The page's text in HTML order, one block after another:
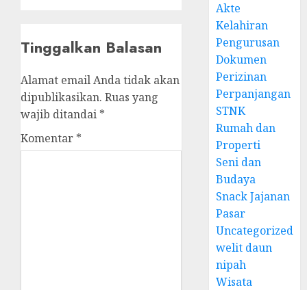
Tinggalkan Balasan
Alamat email Anda tidak akan
dipublikasikan. Ruas yang
wajib ditandai *
Komentar *
Akte
Kelahiran
Pengurusan
Dokumen
Perizinan
Perpanjangan
STNK
Rumah dan
Properti
Seni dan
Budaya
Snack Jajanan
Pasar
Uncategorized
welit daun
nipah
Wisata